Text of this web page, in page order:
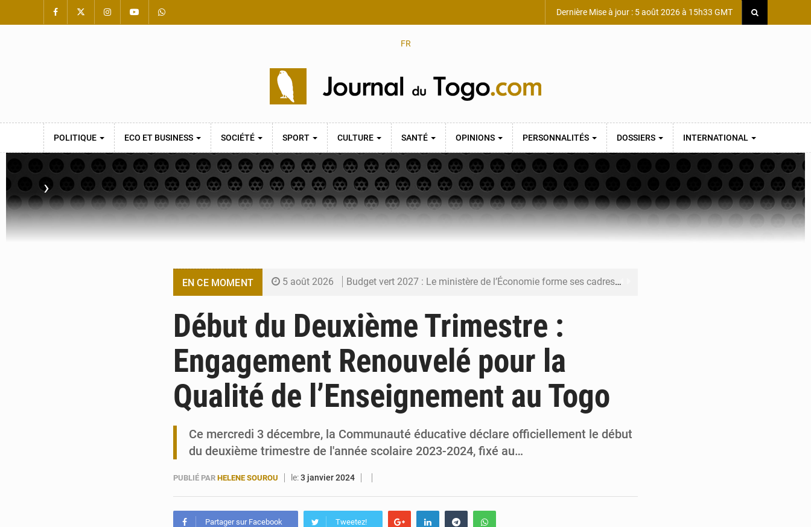
Dernière Mise à jour : 5 août 2026 à 15h33 GMT
FR
POLITIQUE ECO ET BUSINESS SOCIÉTÉ SPORT CULTURE SANTÉ OPINIONS PERSONNALITÉS DOSSIERS INTERNATIONAL
›
EN CE MOMENT 5 août 2026 Budget vert 2027 : Le ministère de l’Économie forme ses cadres à Lomé
5 août 2026 Maurice : Démission de la ministre Véronique Leu-Govind
5 août 2026 Togo : 300 000 tonnes visées pour la filière soja bio
4 août 2026 Victoire Dogbé prône l’engagement politique des femmes à Kigali
Début du Deuxième Trimestre :
Engagement Renouvelé pour la
Qualité de l’Enseignement au Togo
Ce mercredi 3 décembre, la Communauté éducative déclare officiellement le début
du deuxième trimestre de l'année scolaire 2023-2024, fixé au…
PUBLIÉ PAR HELENE SOUROU le:3 janvier 2024
Partager sur Facebook Tweetez!